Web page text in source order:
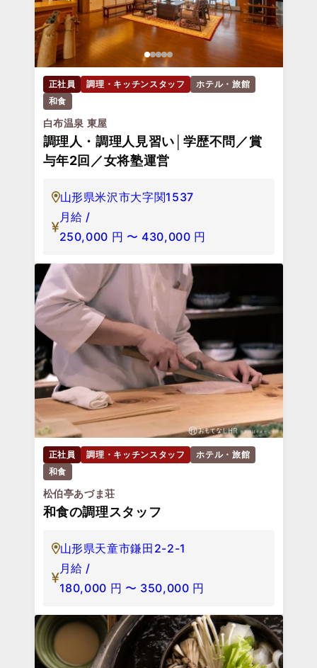
正社員 調理・キッチンスタッフ
ホテル・旅館
和食
白布温泉 東屋
調理人・調理人見習い│学歴不問／賞
与年2回／女将塾運営
山形県米沢市大字関1537
月給 /
250,000 円 〜 430,000 円
正社員 調理・キッチンスタッフ
ホテル・旅館
和食
松伯亭あづま荘
和食の調理スタッフ
山形県天童市鎌田2-2-1
月給 /
180,000 円 〜 350,000 円